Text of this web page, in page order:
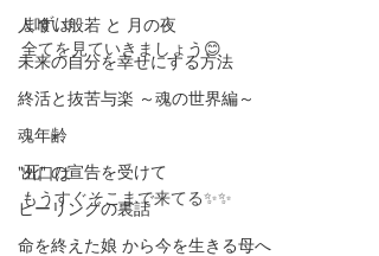
人喰い般若 と 月の夜
未来の自分を幸せにする方法
終活と抜苦与楽 ～魂の世界編～
魂年齢
"死" の宣告を受けて
ヒーリングの裏話
命を終えた娘 から今を生きる母へ
まずは
全てを見ていきましょう😊
出口は
もうすぐそこまで来てる✨✨